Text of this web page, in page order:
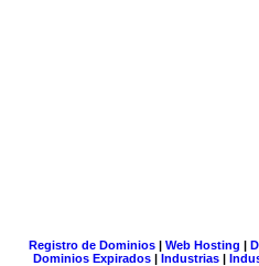
Registro de Dominios| Web Hosting |
Dominios Expirados | Industrias |